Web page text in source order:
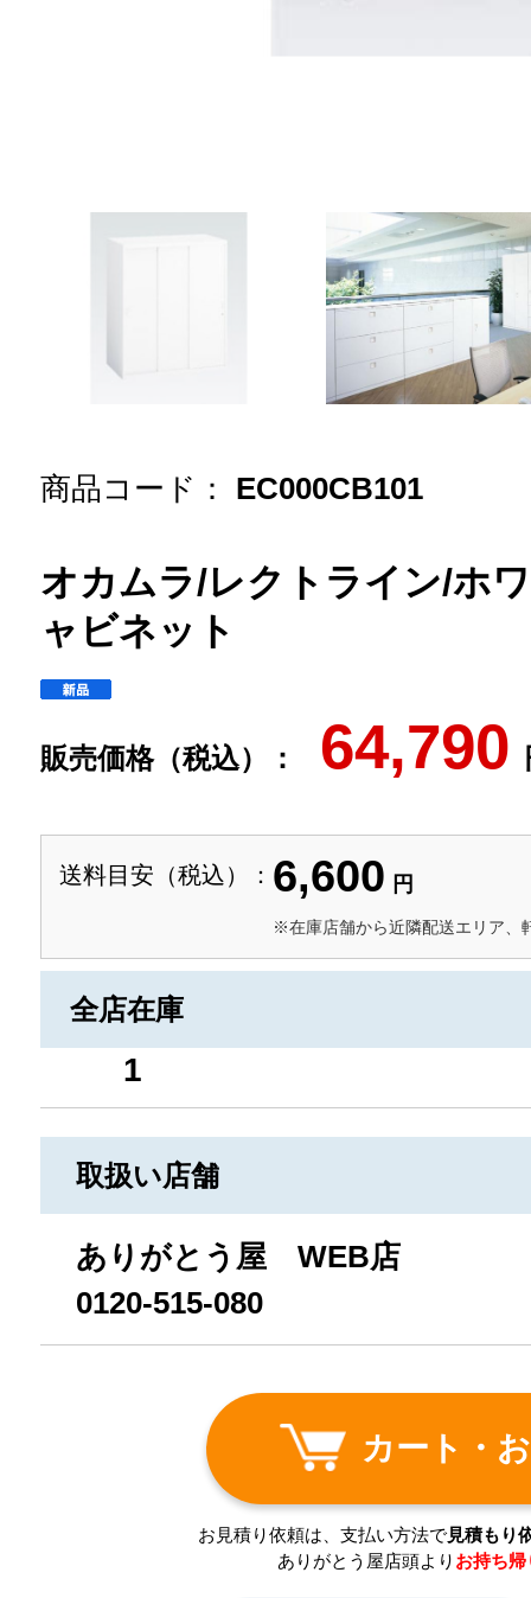
商品コード： EC000CB101
オカムラ/レクトライン/ホ
ャビネット
販売価格（税込）： 64,790
送料目安（税込）： 6,600 円
※在庫店舗から近隣配送エリア、
全店在庫
1
取扱い店舗
ありがとう屋 WEB店
0120-515-080
カート・
お見積り依頼は、支払い方法で見積もり
ありがとう屋店頭より お持ち帰